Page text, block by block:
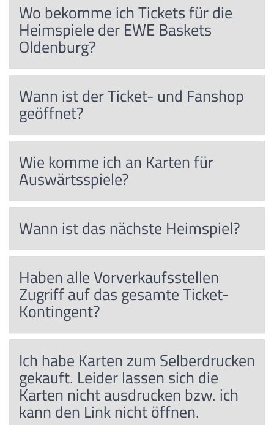
Wo bekomme ich Tickets für die
Heimspiele der EWE Baskets
Oldenburg?
Wann ist der Ticket- und Fanshop
geöffnet?
Wie komme ich an Karten für
Auswärtsspiele?
Wann ist das nächste Heimspiel?
Haben alle Vorverkaufsstellen
Zugriff auf das gesamte Ticket-
Kontingent?
Ich habe Karten zum Selberdrucken
gekauft. Leider lassen sich die
Karten nicht ausdrucken bzw. ich
kann den Link nicht öffnen.